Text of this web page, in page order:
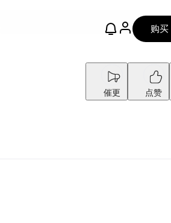
购买
催更 点赞